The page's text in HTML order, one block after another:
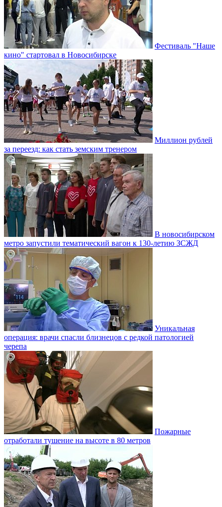
Фестиваль "Наше
кино" стартовал в Новосибирске
Миллион рублей
за переезд: как стать земским тренером
В новосибирском
метро запустили тематический вагон к 130-летию ЗСЖД
Уникальная
операция: врачи спасли близнецов с редкой патологией
черепа
Пожарные
отработали тушение на высоте в 80 метров